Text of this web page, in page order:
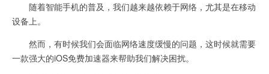
随着智能手机的普及，我们越来越依赖于网络，尤其是在移动
设备上。
然而，有时候我们会面临网络速度缓慢的问题，这时候就需要
一款强大的iOS免费加速器来帮助我们解决困扰。